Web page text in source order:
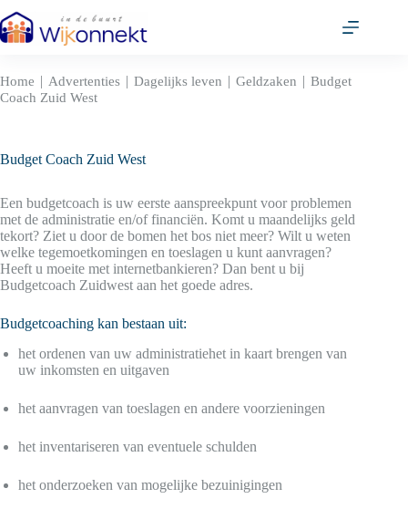
naar
de
Home | Advertenties | Dagelijks leven | Geldzaken | Budget
Coach Zuid West
Budget Coach Zuid West
Een budgetcoach is uw eerste aanspreekpunt voor problemen
met de administratie en/of financiën. Komt u maandelijks geld
tekort? Ziet u door de bomen het bos niet meer? Wilt u weten
welke tegemoetkomingen en toeslagen u kunt aanvragen?
Heeft u moeite met internetbankieren? Dan bent u bij
Budgetcoach Zuidwest aan het goede adres.
Budgetcoaching kan bestaan uit:
het ordenen van uw administratiehet in kaart brengen van
uw inkomsten en uitgaven
het aanvragen van toeslagen en andere voorzieningen
het inventariseren van eventuele schulden
het onderzoeken van mogelijke bezuinigingen